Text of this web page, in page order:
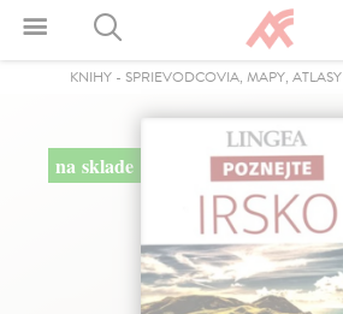
KNIHY - SPRIEVODCOVIA, MAPY, ATLASY
na sklade